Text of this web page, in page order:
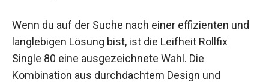
Wenn du auf der Suche nach einer effizienten und
langlebigen Lösung bist, ist die Leifheit Rollfix
Single 80 eine ausgezeichnete Wahl. Die
Kombination aus durchdachtem Design und